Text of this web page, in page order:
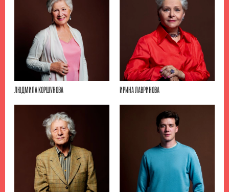
ЛЮДМИЛА КОРШУНОВА ИРИНА ЛАВРИНОВА